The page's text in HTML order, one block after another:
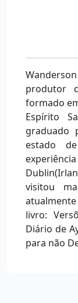
produtor
formado
Espírito
graduado
estado
visitou
livro:
Diário de
para não